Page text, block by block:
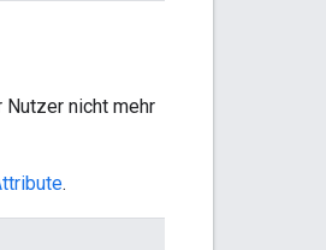
Nutzer nicht mehr
.